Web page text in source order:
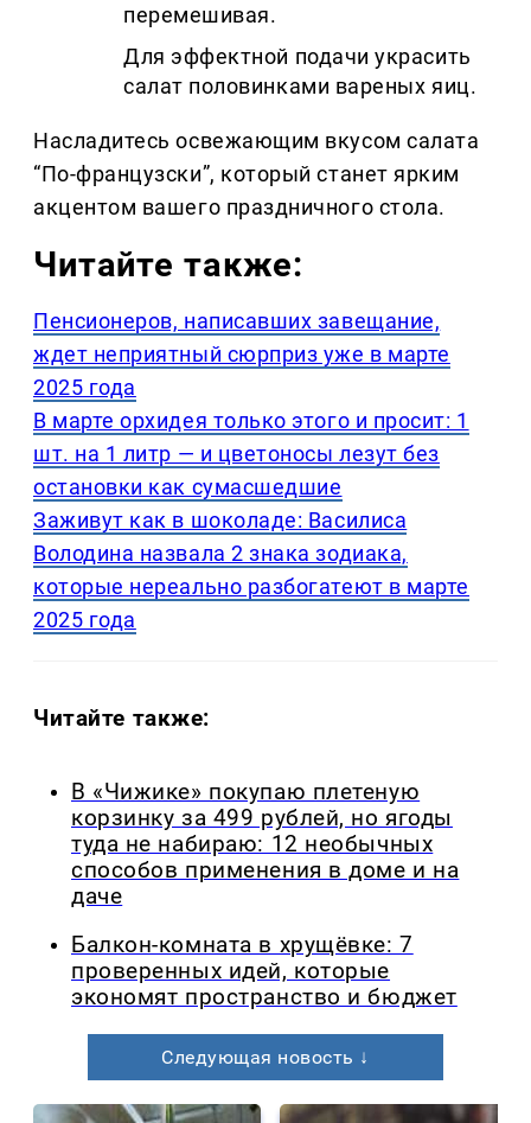
перемешивая.
Для эффектной подачи украсить
салат половинками вареных яиц.
Насладитесь освежающим вкусом салата
“По-французски”, который станет ярким
акцентом вашего праздничного стола.
Читайте также:
Пенсионеров, написавших завещание,
ждет неприятный сюрприз уже в марте
2025 года
В марте орхидея только этого и просит: 1
шт. на 1 литр — и цветоносы лезут без
остановки как сумасшедшие
Заживут как в шоколаде: Василиса
Володина назвала 2 знака зодиака,
которые нереально разбогатеют в марте
2025 года
Читайте также:
В «Чижике» покупаю плетеную
корзинку за 499 рублей, но ягоды
туда не набираю: 12 необычных
способов применения в доме и на
даче
Балкон-комната в хрущёвке: 7
проверенных идей, которые
экономят пространство и бюджет
Следующая новость ↓